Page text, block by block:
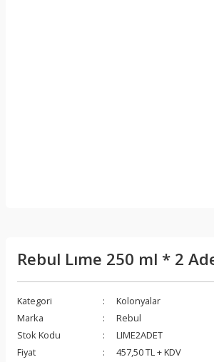
Rebul Lıme 250 ml * 2
Kategori
Kolonyalar
Marka
Rebul
Stok Kodu
LIME2ADET
Fiyat
457,50 TL + KDV